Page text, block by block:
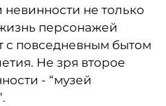
не только
персонажей
с повседневным бытом
Не зря второе
- “музей